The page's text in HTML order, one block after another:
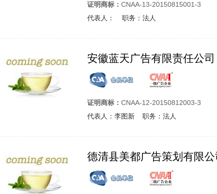
证明商标： CNAA-13-20150815001-3
代表人： 职务：法人
安徽蓝天广告有限责任公司
证明商标： CNAA-12-20150812003-3
代表人：李图新 职务：法人
德清县美都广告策划有限